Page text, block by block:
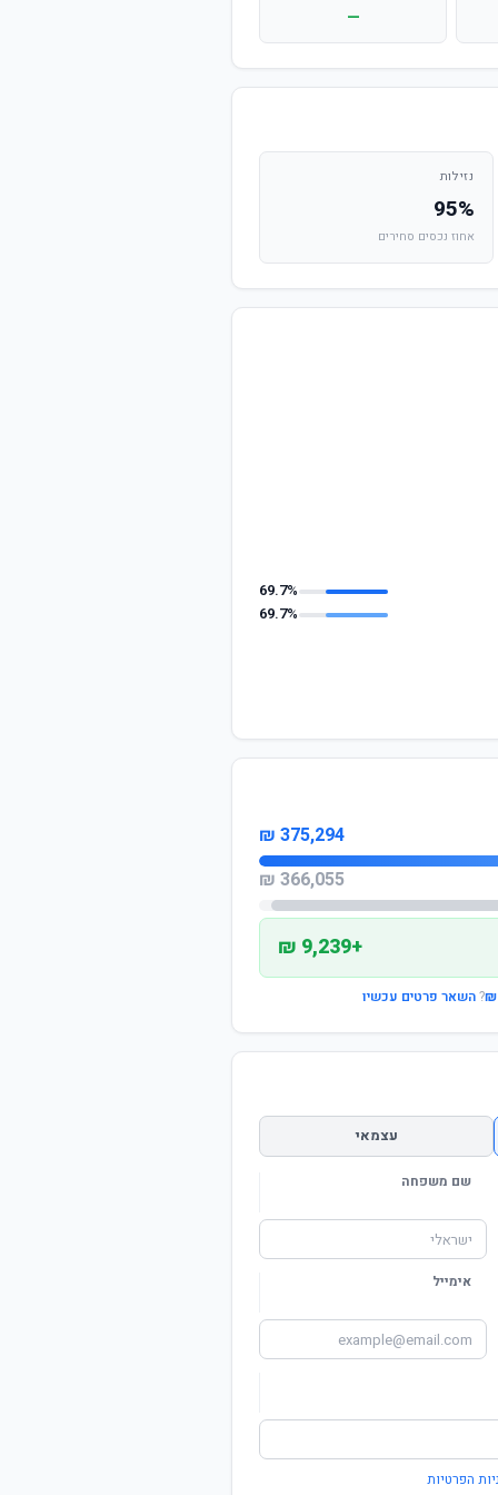
—
נזילות
95%
אחוז נכסים סחירים
69.7%
69.7%
375,294 ₪
366,055 ₪
+9,239 ₪
?השאר פרטים עכשיו
עצמאי
שם משפחה
אימייל
הפרטיות